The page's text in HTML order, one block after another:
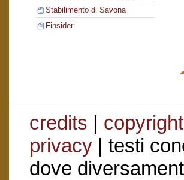
Stabilimento di Savona
Finsider
credits | copyright
privacy| testi
dove